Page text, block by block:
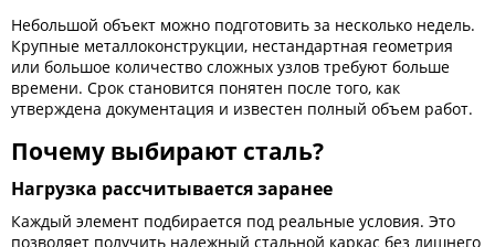
Небольшой объект можно подготовить за несколько недель.
Крупные металлоконструкции, нестандартная геометрия
или большое количество сложных узлов требуют больше
времени. Срок становится понятен после того, как
утверждена документация и известен полный объем работ.
Почему выбирают сталь?
Нагрузка рассчитывается заранее
Каждый элемент подбирается под реальные условия. Это
позволяет получить надежный стальной каркас без лишнего